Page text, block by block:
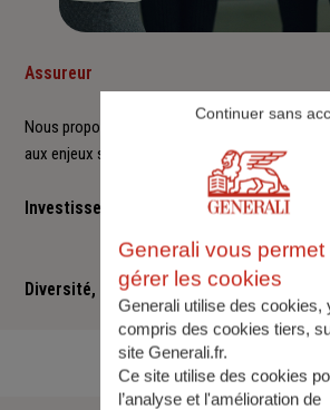
Assureur
Nous proposons à nos clients des solutions
aux enjeux sociétaux et environnementaux.
Investisseur responsable
Nous sommes convaincus qu'il est possible
financière et retombées positives : cette vision
services que nous vous proposons.
Diversité, Equité, Inclusion
Nous faisons de la diversité, de l'équité et de
engagement quotidien.
Generali vous permet
gérer les cookies
Generali utilise des cookies,
compris des cookies tiers,
site Generali.fr.
Ce site utilise des cookies
l’analyse et l'amélioration de
Continuer sans